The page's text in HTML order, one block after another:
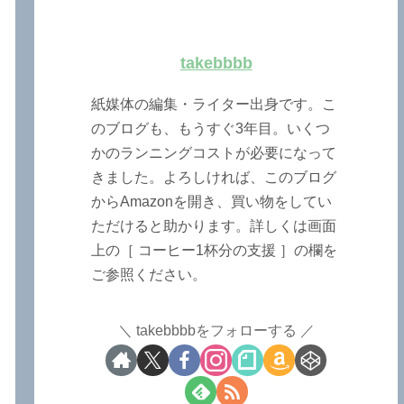
takebbbb
紙媒体の編集・ライター出身です。こ
のブログも、もうすぐ3年目。いくつ
かのランニングコストが必要になって
きました。よろしければ、このブログ
からAmazonを開き、買い物をしてい
ただけると助かります。詳しくは画面
上の［ コーヒー1杯分の支援 ］の欄を
ご参照ください。
takebbbbをフォローする